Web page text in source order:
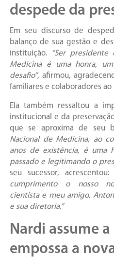
despede da
Em seu discurso de
balanço de sua gestão e
instituição. “Ser presidente
Medicina é uma honra,
desafio”, afirmou,
familiares e colaboradores
Ela também ressaltou a
institucional e da
que se aproxima de seu
Nacional de Medicina, ao
anos de existência, é uma
passado e legitimando o
seu sucessor, acrescentou:
cumprimento o nosso
cientista e meu amigo,
e sua diretoria.”
Nardi assume
empossa a